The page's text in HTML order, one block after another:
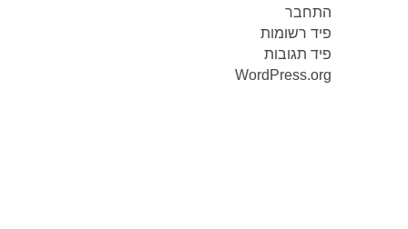
התחבר
פיד רשומות
פיד תגובות
WordPress.org